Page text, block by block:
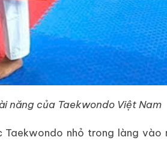
năng của Taekwondo Việt Nam
nhỏ trong làng vào